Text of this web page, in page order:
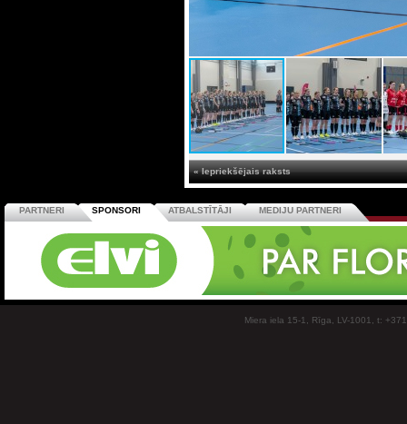
« Iepriekšējais raksts
PARTNERI SPONSORI ATBALSTĪTĀJI MEDIJU PARTNERI
Miera iela 15-1, Rīga, LV-1001, t: